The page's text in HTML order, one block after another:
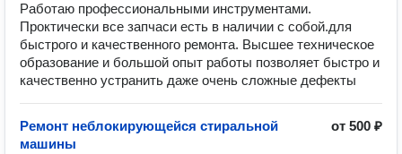
Работаю профессиональными инструментами.
Проктически все запчаси есть в наличии с собой.для
быстрого и качественного ремонта. Высшее техническое
образование и большой опыт работы позволяет быстро и
качественно устранить даже очень сложные дефекты
Ремонт неблокирующейся стиральной
машины
от 500 ₽